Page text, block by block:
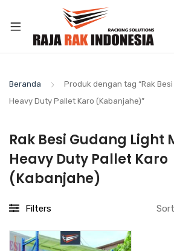
Beranda
Produk dengan tag “Rak
Heavy Duty Pallet Karo (Kabanjahe)”
Rak Besi Gudang Light
Heavy Duty Pallet Karo
(Kabanjahe)
Filters